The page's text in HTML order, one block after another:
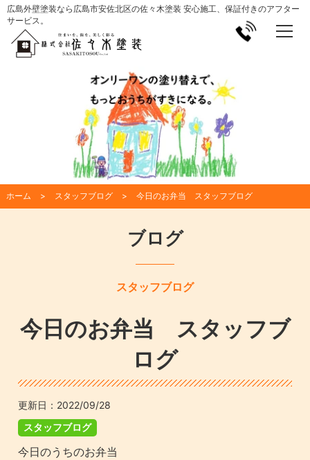
広島外壁塗装なら広島市安佐北区の佐々木塗装 安心施工、保証付きのアフター
サービス。
ホーム スタッフブログ 今日のお弁当 スタッフブログ
ブログ
スタッフブログ
今日のお弁当 スタッフブ
ログ
更新日： 2022/09/28
スタッフブログ
今日のうちのお弁当